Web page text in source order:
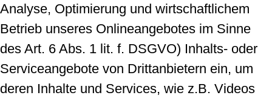
Analyse, Optimierung und wirtschaftlichem
Betrieb unseres Onlineangebotes im Sinne
des Art. 6 Abs. 1 lit. f. DSGVO) Inhalts- oder
Serviceangebote von Drittanbietern ein, um
deren Inhalte und Services, wie z.B. Videos